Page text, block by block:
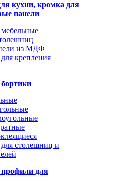
кухни, кромка для
панели
из МДФ
крепления
столешниц и
для